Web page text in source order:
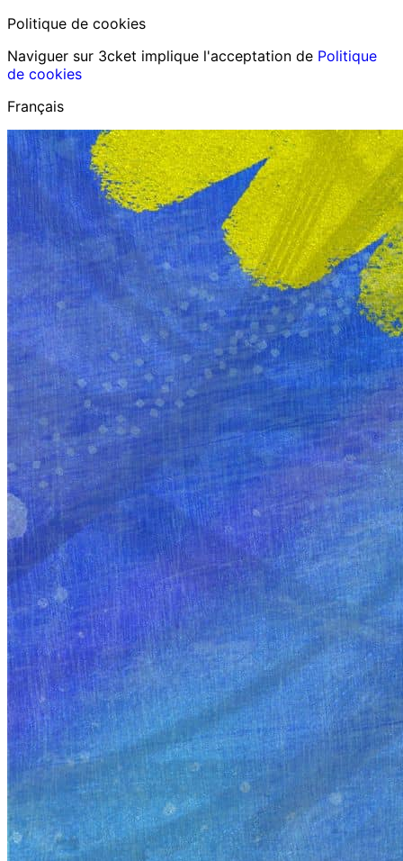
Politique de cookies
Naviguer sur 3cket implique l'acceptation de Politique
de cookies
Français